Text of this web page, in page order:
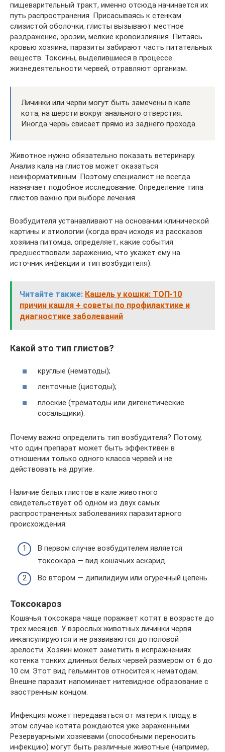
пищеварительный тракт, именно отсюда начинается их
путь распространения. Присасываясь к стенкам
слизистой оболочки, глисты вызывают местное
раздражение, эрозии, мелкие кровоизлияния. Питаясь
кровью хозяина, паразиты забирают часть питательных
веществ. Токсины, выделившиеся в процессе
жизнедеятельности червей, отравляют организм.
Личинки или черви могут быть замечены в кале
кота, на шерсти вокруг анального отверстия.
Иногда червь свисает прямо из заднего прохода.
Животное нужно обязательно показать ветеринару.
Анализ кала на глистов может оказаться
неинформативным. Поэтому специалист не всегда
назначает подобное исследование. Определение типа
глистов важно при выборе лечения.
Возбудителя устанавливают на основании клинической
картины и этиологии (когда врач исходя из рассказов
хозяина питомца, определяет, какие события
предшествовали заражению, что укажет ему на
источник инфекции и тип возбудителя).
Читайте также: Кашель у кошки: ТОП-10
причин кашля + советы по профилактике и
диагностике заболеваний
Какой это тип глистов?
круглые (нематоды);
ленточные (цистоды);
плоские (трематоды или дигенетические
сосальщики).
Почему важно определить тип возбудителя? Потому,
что один препарат может быть эффективен в
отношении только одного класса червей и не
действовать на другие.
Наличие белых глистов в кале животного
свидетельствует об одном из двух самых
распространенных заболеваниях паразитарного
происхождения:
В первом случае возбудителем является
токсокара — вид кошачьих аскарид.
Во втором — дипилидиум или огуречный цепень.
Токсокароз
Кошачья токсокара чаще поражает котят в возрасте до
трех месяцев. У взрослых животных личинки червя
инкапсулируются и не развиваются до половой
зрелости. Хозяин может заметить в испражнениях
котенка тонких длинных белых червей размером от 6 до
10 см. Этот вид гельминтов относится к нематодам.
Внешне паразит напоминает нитевидное образование с
заостренным концом.
Инфекция может передаваться от матери к плоду, в
этом случае котята рождаются уже зараженными.
Резервуарными хозяевами (способными переносить
инфекцию) могут быть различные животные (например,